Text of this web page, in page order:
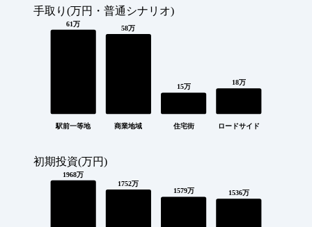
手取り(万円・普通シナリオ)
61万
駅前一等地
58万
商業地域
15万
住宅街
18万
ロードサイド
初期投資(万円)
1968万
1752万
1579万 1536万